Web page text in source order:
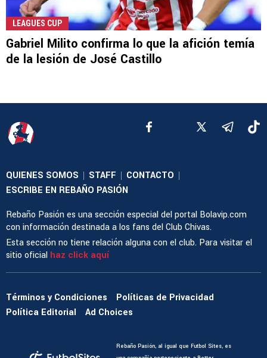
LEAGUES CUP
Gabriel Milito confirma lo que la afición temía
de la lesión de José Castillo
QUIENES SOMOS | STAFF | CONTACTO |
ESCRIBE EN REBAÑO PASIÓN
Rebaño Pasión es una sección especial del portal Bolavip.com
con información destinada a los fans del Club Chivas.
Esta sección no tiene relación alguna con el club. Para visitar el
sitio oficial haz click aquí
Términos y Condiciones
Políticas de Privacidad
Política Editorial
Ad Choices
Rebaño Pasión, al igual que Futbol Sites, es